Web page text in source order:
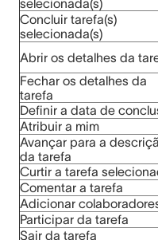
selecionada(s)
Concluir tarefa(s)
selecionada(s)
Abrir os detalhes da
Fechar os detalhes da
tarefa
Definir a data de
Atribuir a mim
Avançar para a
da tarefa
Curtir a tarefa
Comentar a tarefa
Adicionar
Participar da tarefa
Sair da tarefa